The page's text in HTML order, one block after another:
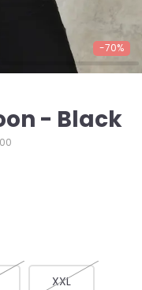
-70%
- Black
XXL